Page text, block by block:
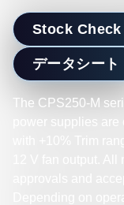
Stock Check
データシート
The CPS250-M
power supplies are